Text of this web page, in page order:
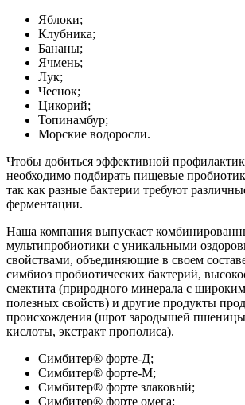
Яблоки;
Клубника;
Бананы;
Ячмень;
Лук;
Чеснок;
Цикорий;
Топинамбур;
Морские водоросли.
Чтобы добиться эффективной
необходимо подбирать пищевые
так как разные бактерии требуют
ферментации.
Наша компания выпускает
мультипробиотики с уникальными
свойствами, объединяющие в своем
симбиоз пробиотических бактерий,
смектита (природного минерала с
полезных свойств) и другие продукты
происхождения (шрот зародышей
кислоты, экстракт прополиса).
Симбитер® форте-Д;
Симбитер® форте-М;
Симбитер® форте злаковый;
Симбитер® форте омега;